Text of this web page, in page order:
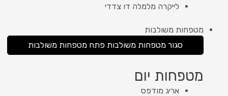
לייקרה מלמלה דו צדדי
מטפחות משולבות
סגור מטפחות משולבות פתח מטפחות משולבות
מטפחות יום
אריג מודפס